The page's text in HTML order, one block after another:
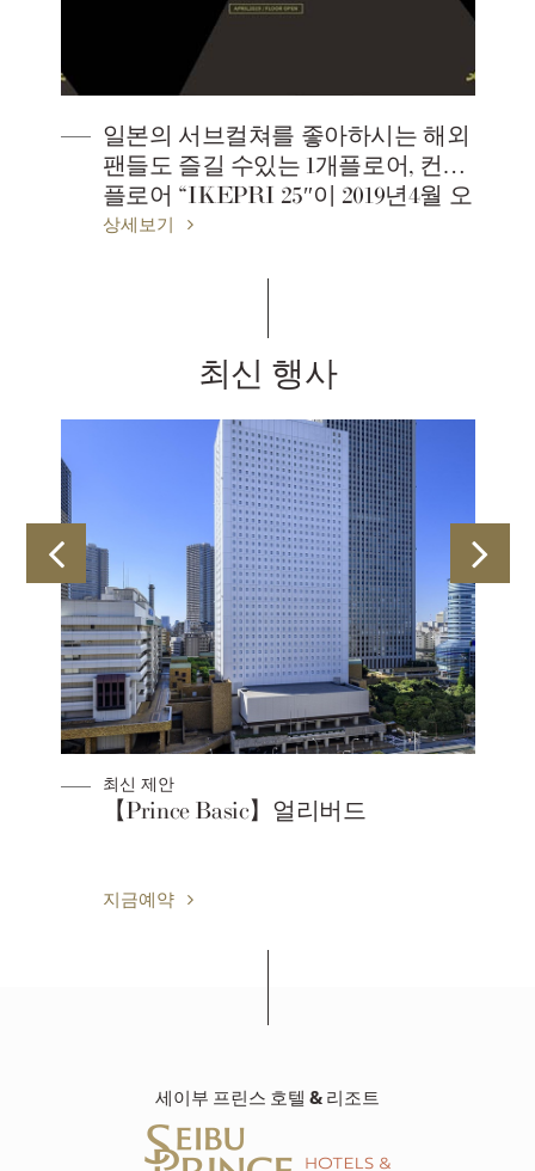
일본의 서브컬쳐를 좋아하시는 해외
팬들도 즐길 수있는 1개플로어, 컨셉
플로어 “IKEPRI 25″이 2019년4월 오
픈하였습니다.
상세보기
최신 행사
최신 제안
【Prince Basic】얼리버드
지금예약
세이부 프린스 호텔 & 리조트